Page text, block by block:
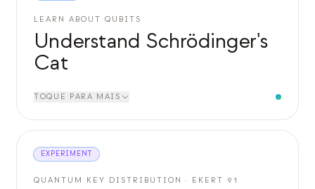
LEARN ABOUT QUBITS
Understand Schrödinger's
Cat
TOQUE PARA MAIS
EXPERIMENT
QUANTUM KEY DISTRIBUTION · EKERT 91